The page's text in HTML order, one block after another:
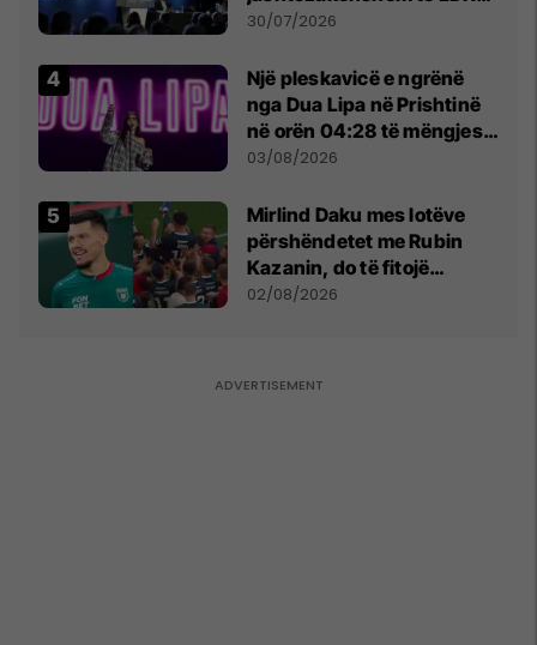
së
30/07/2026
Një pleskavicë e ngrënë
nga Dua Lipa në Prishtinë
në orën 04:28 të mëngjesit
- dhe bota digjitale serbe
03/08/2026
Mirlind Daku mes lotëve
përshëndetet me Rubin
Kazanin, do të fitojë
miliona te Spartak Moska
02/08/2026